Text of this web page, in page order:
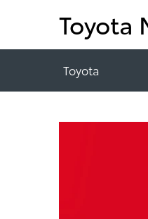
Toyota
Toyota